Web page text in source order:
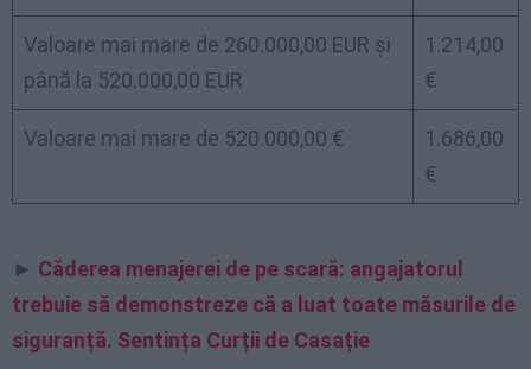
Valoare mai mare de 260.000,00 EUR și
până la 520.000,00 EUR
1.214,00
€
Valoare mai mare de 520.000,00 €
1.686,00
€
► Căderea menajerei de pe scară: angajatorul
trebuie să demonstreze că a luat toate măsurile de
siguranță. Sentința Curții de Casație